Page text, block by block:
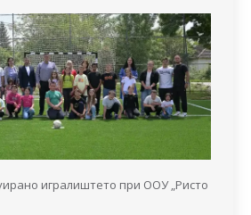
игралиштето при ООУ „Ристо